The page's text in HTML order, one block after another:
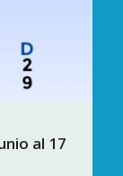
al 17